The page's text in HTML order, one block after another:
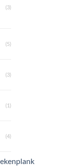
(3)
(5)
(3)
(1)
(4)